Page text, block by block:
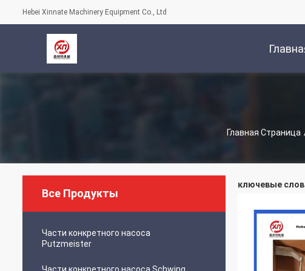
Hebei Xinnate Machinery Equipment Co., Ltd
Главная Страница
Все Продукты
Части конкретного насоса
Putzmeister
ключевые